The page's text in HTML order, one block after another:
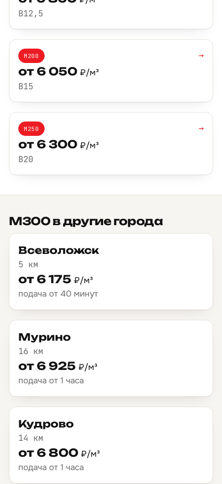
B12,5
М200
от 6 050 ₽/м³
B15
→
М250
от 6 300 ₽/м³
B20
→
М300 в другие города
Всеволожск
5 км
от 6 175 ₽/м³
подача от 40 минут
Мурино
16 км
от 6 925 ₽/м³
подача от 1 часа
Кудрово
14 км
от 6 800 ₽/м³
подача от 1 часа